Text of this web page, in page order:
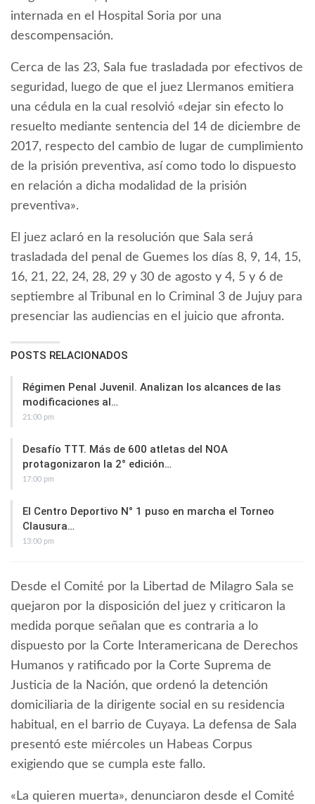
internada en el Hospital Soria por una
descompensación.
Cerca de las 23, Sala fue trasladada por efectivos de
seguridad, luego de que el juez Llermanos emitiera
una cédula en la cual resolvió «dejar sin efecto lo
resuelto mediante sen­tencia del 14 de diciembre de
2017, respecto del cambio de lugar de cumplimiento
de la prisión preven­tiva, así como todo lo dispuesto
en relación a dicha modalidad de la prisión
preventiva».
El juez aclaró en la resolución que Sala será
trasladada del penal de Guemes los días 8, 9, 14, 15,
16, 21, 22, 24, 28, 29 y 30 de agosto y 4, 5 y 6 de
septiembre al Tribunal en lo Criminal 3 de Jujuy para
presenciar las audiencias en el juicio que afronta.
POSTS RELACIONADOS
Régimen Penal Juvenil. Analizan los alcances de las
modificaciones al…
21:00 pm
Desafío TTT. Más de 600 atletas del NOA
protagonizaron la 2° edición…
17:00 pm
El Centro Deportivo N° 1 puso en marcha el Torneo
Clausura…
13:00 pm
Desde el Comité por la Libertad de Milagro Sala se
quejaron por la disposición del juez y criticaron la
medida porque señalan que es contraria a lo
dispuesto por la Corte Interamericana de Derechos
Humanos y ratificado por la Corte Suprema de
Justicia de la Nación, que ordenó la detención
domiciliaria de la dirigente social en su residencia
habitual, en el barrio de Cuyaya. La defensa de Sala
presentó este miércoles un Habeas Corpus
exigiendo que se cumpla este fallo.
«La quieren muerta», denunciaron desde el Comité